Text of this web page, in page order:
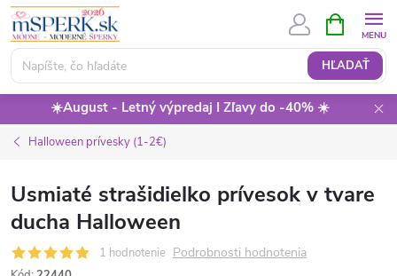
Prejsť
obsah
HĽADAŤ
KOŠÍK
☀️August - Letný výpredaj I Zľavy do -40% ☀️
Halloween prívesky (1-2€)
Usmiaté strašidielko prívesok v tvare
ducha Halloween
1 hodnotenie Podrobnosti hodnotenia